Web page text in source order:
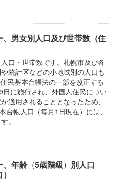
、男女別人口及び世帯数（住
口・世帯数です。札幌市及び各
統計区などの小地域別の人口も
民基本台帳法の一部を改正する
に施行され、外国人住民につい
適用されることとなったため、
台帳人口（毎月1日現在）には、
。
、年齢（5歳階級）別人口